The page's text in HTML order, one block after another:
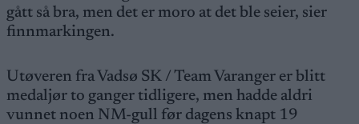
gått så bra, men det er moro at det ble seier, sier
finnmarkingen.
Utøveren fra Vadsø SK / Team Varanger er blitt
medaljør to ganger tidligere, men hadde aldri
vunnet noen NM-gull før dagens knapt 19